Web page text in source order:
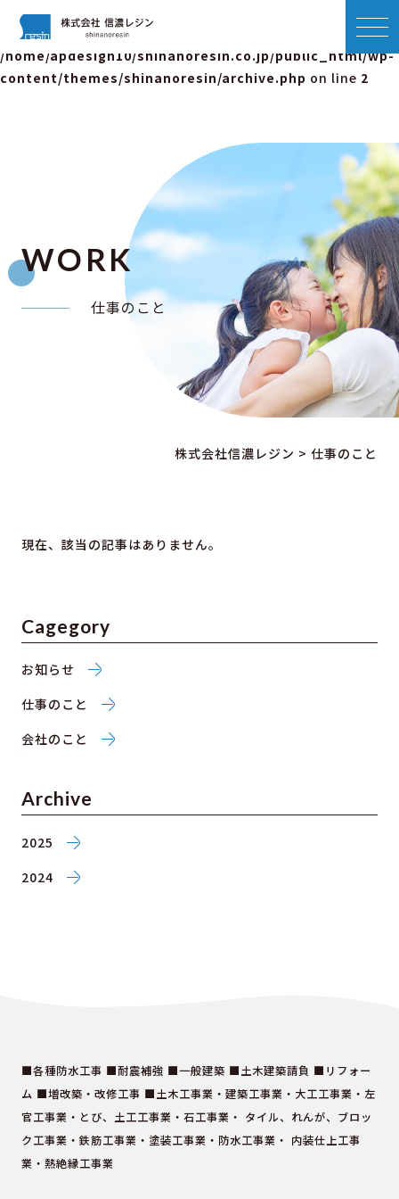
Warning
: Attempt to read property "name" on null in
/home/apdesign10/shinanoresin.co.jp/public_html/wp-
content/themes/shinanoresin/archive.php on line 2
WORK
仕事のこと
株式会社信濃レジン > 仕事のこと
現在、該当の記事はありません。
Cagegory
お知らせ
仕事のこと
会社のこと
Archive
2025
2024
■各種防水工事 ■耐震補強 ■一般建築 ■土木建築請負 ■リフォー
ム ■増改築・改修工事 ■土木工事業・建築工事業・大工工事業・左
官工事業・とび、土工工事業・石工事業・ タイル、れんが、 ブロッ
ク工事業・鉄筋工事業・塗装工事業・防水工事業・ 内装仕上工事
業・熱絶縁工事業